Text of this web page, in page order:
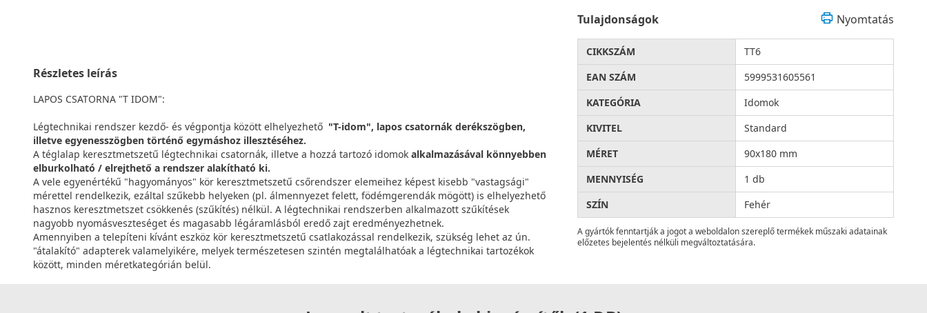
Részletes leírás
LAPOS CSATORNA "T IDOM":
Légtechnikai rendszer kezdő- és végpontja között elhelyezhető "T-idom", lapos csatornák derékszögben,
illetve egyenesszögben történő egymáshoz illesztéséhez.
A téglalap keresztmetszetű légtechnikai csatornák, illetve a hozzá tartozó idomok alkalmazásával könnyebben
elburkolható / elrejthető a rendszer alakítható ki.
A vele egyenértékű "hagyományos" kör keresztmetszetű csőrendszer elemeihez képest kisebb "vastagsági"
mérettel rendelkezik, ezáltal szűkebb helyeken (pl. álmennyezet felett, födémgerendák mögött) is elhelyezhető
hasznos keresztmetszet csökkenés (szűkítés) nélkül. A légtechnikai rendszerben alkalmazott szűkítések
nagyobb nyomásveszteséget és magasabb légáramlásból eredő zajt eredményezhetnek.
Amennyiben a telepíteni kívánt eszköz kör keresztmetszetű csatlakozással rendelkezik, szükség lehet az ún.
"átalakító" adapterek valamelyikére, melyek természetesen szintén megtalálhatóak a légtechnikai tartozékok
között, minden méretkategórián belül.
Tulajdonságok Nyomtatás
CIKKSZÁM
TT6
EAN SZÁM
5999531605561
KATEGÓRIA
Idomok
KIVITEL
Standard
MÉRET
90x180 mm
MENNYISÉG
1 db
SZÍN
Fehér
A gyártók fenntartják a jogot a weboldalon szereplő termékek műszaki adatainak
előzetes bejelentés nélküli megváltoztatására.